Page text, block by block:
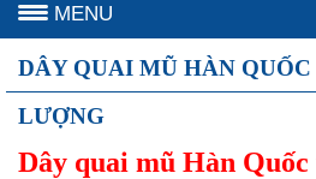
MENU
DÂY QUAI MŨ HÀN
LƯỢNG
Dây quai mũ Hàn